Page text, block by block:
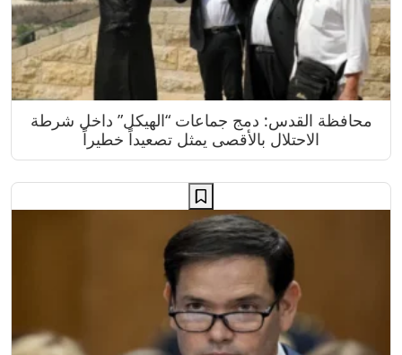
محافظة القدس: دمج جماعات “الهيكل” داخل شرطة
الاحتلال بالأقصى يمثل تصعيداً خطيراً